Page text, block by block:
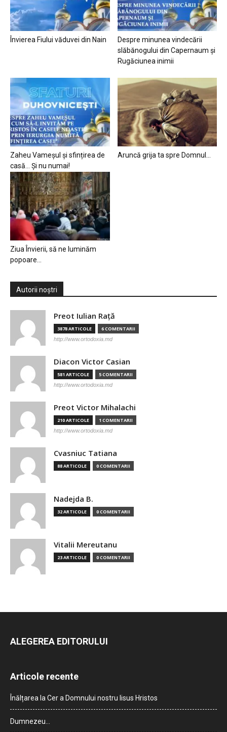
Învierea Fiului văduvei din Nain
Despre minunea vindecării
slăbănogului din Capernaum și
Rugăciunea inimii
Zaheu Vameșul și sfințirea de
casă… Și nu numai!
Aruncă grija ta spre Domnul…
Ziua Învierii, să ne luminăm
popoare…
Autorii noștri
Preot Iulian Raţă
3878 ARTICOLE 6 COMENTARII
http://www.ortodoxia.md
Diacon Victor Casian
581 ARTICOLE 5 COMENTARII
http://www.ortodoxia.md
Preot Victor Mihalachi
210 ARTICOLE 1 COMENTARII
http://www.ortodoxia.md
Cvasniuc Tatiana
88 ARTICOLE 0 COMENTARII
Nadejda B.
32 ARTICOLE 0 COMENTARII
Vitalii Mereutanu
23 ARTICOLE 0 COMENTARII
ALEGEREA EDITORULUI
Articole recente
Înălțarea la Cer a Domnului nostru Iisus Hristos
Dumnezeu…